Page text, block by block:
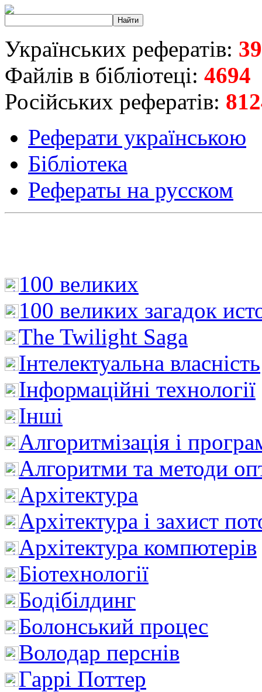
Українських рефератів:
Файлів в бібліотеці: 4694
Російських рефератів:
Реферати українською
Бібліотека
Рефераты на русском
100 великих
100 великих загадок
The Twilight Saga
Інтелектуальна влaсність
Інформаційні технології
Інші
Алгоритмізація і
Алгоритми та методи
Архітектура
Архітектура і захист
Архітектура компютерів
Біотехнології
Бодібілдинг
Болонський процес
Володар перснів
Гаррі Поттер